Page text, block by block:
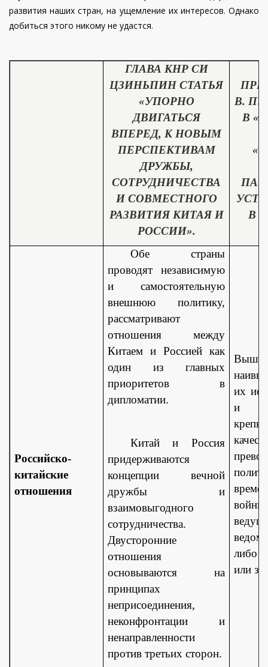
развития наших стран, на ущемление их интересов. Однако
добиться этого никому не удастся.
ГЛАВА КНР СИ
ЦЗИНЬПИН СТАТЬЯ
«УПОРНО
ДВИГАТЬСЯ
ВПЕРЕД, К НОВЫМ
ПЕРСПЕКТИВАМ
ДРУЖБЫ,
СОТРУДНИЧЕСТВА
И СОВМЕСТНОГО
РАЗВИТИЯ КИТАЯ И
РОССИИ».
В.
В
В
Российско-
китайские
отношения
Обе страны
проводят независимую
и самостоятельную
внешнюю политику,
рассматривают
отношения между
Китаем и Россией как
один из главных
приоритетов в
дипломатии.
Китай и Россия
придерживаются
концепции вечной
дружбы и
взаимовыгодного
сотрудничества.
Двусторонние
отношения
основываются на
принципах
неприсоединения,
неконфронтации и
ненаправленности
против третьих сторон.
их
и
либо
или